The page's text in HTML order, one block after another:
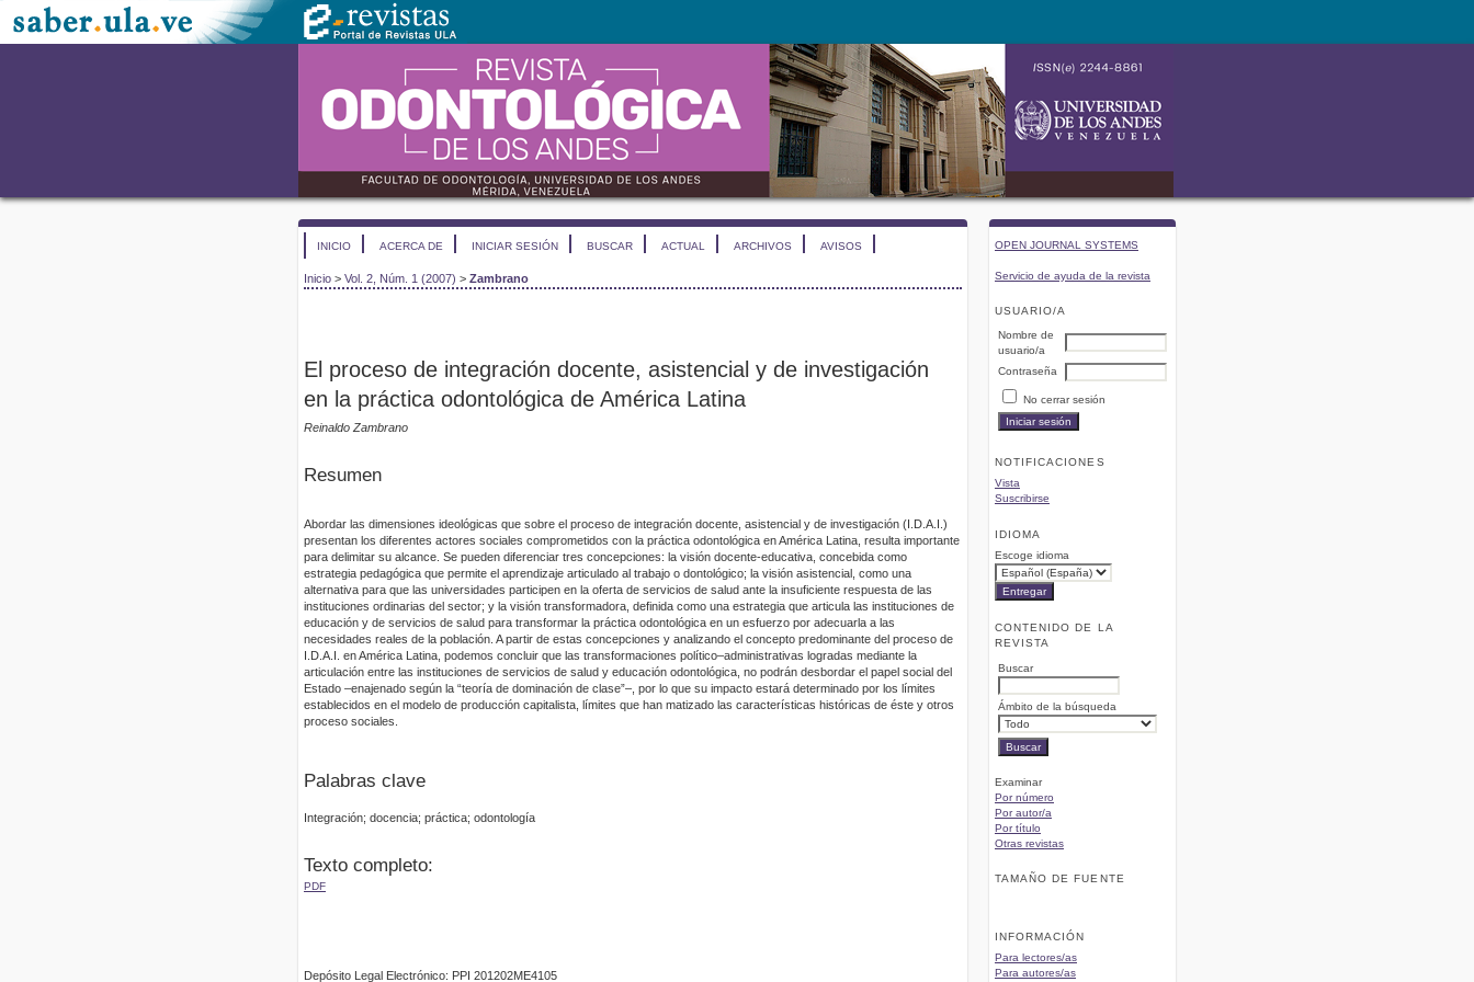
OPEN JOURNAL SYSTEMS
Servicio de ayuda de la revista
USUARIO/A
Nombre de
usuario/a
Contraseña
No cerrar sesión
NOTIFICACIONES
Vista
Suscribirse
IDIOMA
Escoge idioma
CONTENIDO DE LA
REVISTA
Buscar
Ámbito de la búsqueda
Examinar
Por número
Por autor/a
Por título
Otras revistas
TAMAÑO DE FUENTE
INFORMACIÓN
Para lectores/as
Para autores/as
INICIO ACERCA DE INICIAR SESIÓN BUSCAR ACTUAL ARCHIVOS AVISOS
Inicio > Vol. 2, Núm. 1 (2007) > Zambrano
El proceso de integración docente, asistencial y de investigación
en la práctica odontológica de América Latina
Reinaldo Zambrano
Resumen
Abordar las dimensiones ideológicas que sobre el proceso de integración docente, asistencial y de investigación (I.D.A.I.)
presentan los diferentes actores sociales comprometidos con la práctica odontológica en América Latina, resulta importante
para delimitar su alcance. Se pueden diferenciar tres concepciones: la visión docente-educativa, concebida como
estrategia pedagógica que permite el aprendizaje articulado al trabajo o dontológico; la visión asistencial, como una
alternativa para que las universidades participen en la oferta de servicios de salud ante la insuficiente respuesta de las
instituciones ordinarias del sector; y la visión transformadora, definida como una estrategia que articula las instituciones de
educación y de servicios de salud para transformar la práctica odontológica en un esfuerzo por adecuarla a las
necesidades reales de la población. A partir de estas concepciones y analizando el concepto predominante del proceso de
I.D.A.I. en América Latina, podemos concluir que las transformaciones político–administrativas logradas mediante la
articulación entre las instituciones de servicios de salud y educación odontológica, no podrán desbordar el papel social del
Estado –enajenado según la “teoría de dominación de clase”–, por lo que su impacto estará determinado por los límites
establecidos en el modelo de producción capitalista, límites que han matizado las características históricas de éste y otros
proceso sociales.
Palabras clave
Integración; docencia; práctica; odontología
Texto completo:
PDF
Depósito Legal Electrónico: PPI 201202ME4105